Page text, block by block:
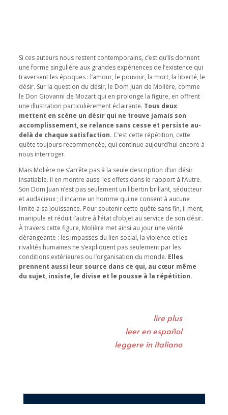
Si ces auteurs nous restent contemporains, c’est qu’ils donnent
une forme singulière aux grandes expériences de l’existence qui
traversent les époques : l’amour, le pouvoir, la mort, la liberté, le
désir. Sur la question du désir, le Dom Juan de Molière, comme
le Don Giovanni de Mozart qui en prolonge la figure, en offrent
une illustration particulièrement éclairante. Tous deux
mettent en scène un désir qui ne trouve jamais son
accomplissement, se relance sans cesse et persiste au-
delà de chaque satisfaction. C’est cette répétition, cette
quête toujours recommencée, qui continue aujourd’hui encore à
nous interroger.
Mais Molière ne s’arrête pas à la seule description d’un désir
insatiable. Il en montre aussi les effets dans le rapport à l’Autre.
Son Dom Juan n’est pas seulement un libertin brillant, séducteur
et audacieux ; il incarne un homme qui ne consent à aucune
limite à sa jouissance. Pour soutenir cette quête sans fin, il ment,
manipule et réduit l’autre à l’état d’objet au service de son désir.
À travers cette figure, Molière met ainsi au jour une vérité
dérangeante : les impasses du lien social, la violence et les
rivalités humaines ne s’expliquent pas seulement par les
conditions extérieures ou l’organisation du monde. Elles
prennent aussi leur source dans ce qui, au cœur même
du sujet, insiste, le divise et le pousse à la répétition.
lire plus
leer en español
leggere in italiano